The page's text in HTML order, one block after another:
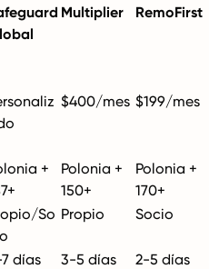
Multiplier RemoFirst
$400/mes $199/mes
+
Polonia +
150+
Polonia +
170+
So Propio Socio
días 3-5 días 2-5 días